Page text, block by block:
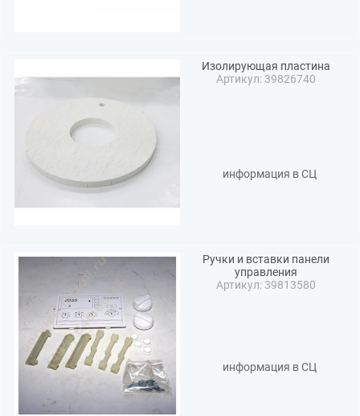
Изолирующая пластина
Артикул: 39826740
информация в СЦ
Ручки и вставки панели
управления
Артикул: 39813580
информация в СЦ